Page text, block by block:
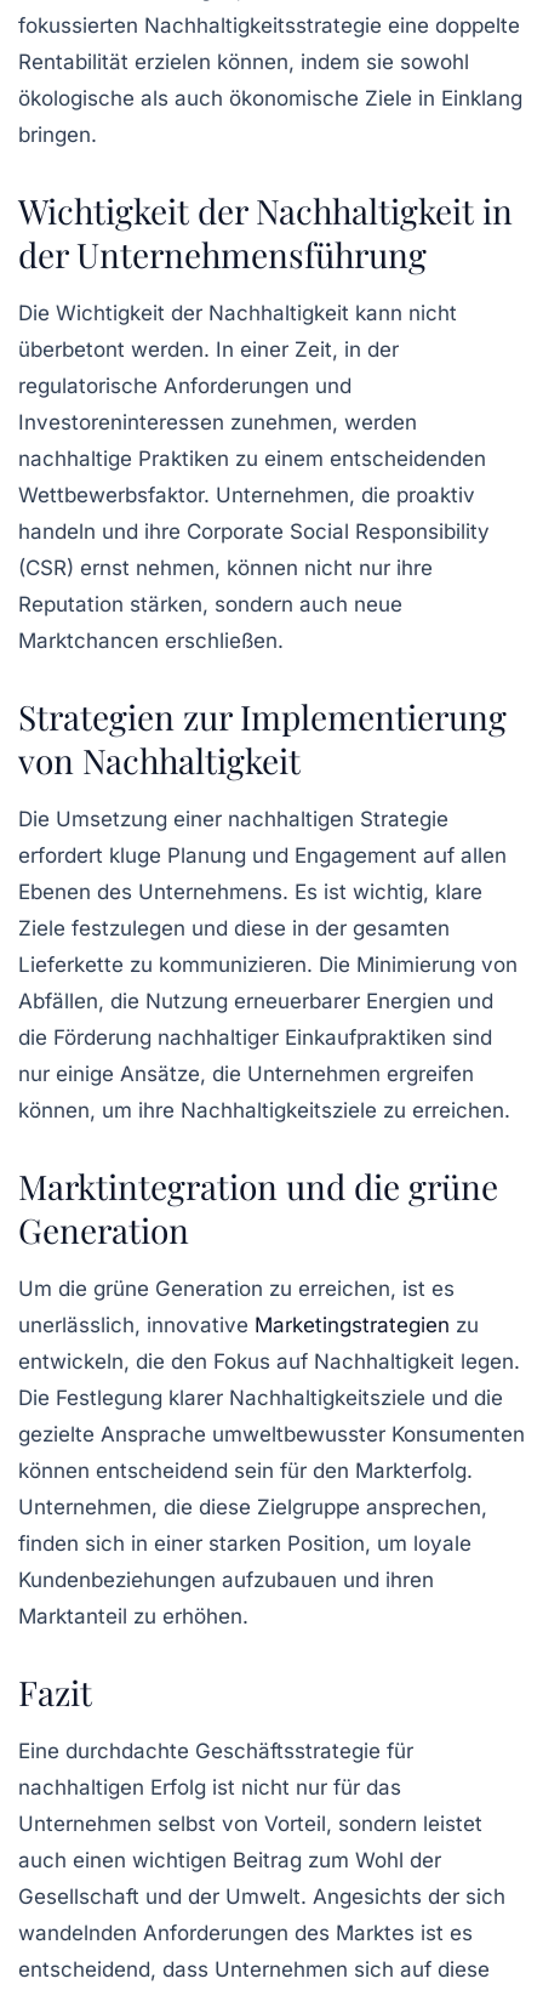
fokussierten Nachhaltigkeitsstrategie eine doppelte
Rentabilität erzielen können, indem sie sowohl
ökologische als auch ökonomische Ziele in Einklang
bringen.
Wichtigkeit der Nachhaltigkeit in
der Unternehmensführung
Die Wichtigkeit der Nachhaltigkeit kann nicht
überbetont werden. In einer Zeit, in der
regulatorische Anforderungen und
Investoreninteressen zunehmen, werden
nachhaltige Praktiken zu einem entscheidenden
Wettbewerbsfaktor. Unternehmen, die proaktiv
handeln und ihre Corporate Social Responsibility
(CSR) ernst nehmen, können nicht nur ihre
Reputation stärken, sondern auch neue
Marktchancen erschließen.
Strategien zur Implementierung
von Nachhaltigkeit
Die Umsetzung einer nachhaltigen Strategie
erfordert kluge Planung und Engagement auf allen
Ebenen des Unternehmens. Es ist wichtig, klare
Ziele festzulegen und diese in der gesamten
Lieferkette zu kommunizieren. Die Minimierung von
Abfällen, die Nutzung erneuerbarer Energien und
die Förderung nachhaltiger Einkaufpraktiken sind
nur einige Ansätze, die Unternehmen ergreifen
können, um ihre Nachhaltigkeitsziele zu erreichen.
Marktintegration und die grüne
Generation
Um die grüne Generation zu erreichen, ist es
unerlässlich, innovative Marketingstrategien zu
entwickeln, die den Fokus auf Nachhaltigkeit legen.
Die Festlegung klarer Nachhaltigkeitsziele und die
gezielte Ansprache umweltbewusster Konsumenten
können entscheidend sein für den Markterfolg.
Unternehmen, die diese Zielgruppe ansprechen,
finden sich in einer starken Position, um loyale
Kundenbeziehungen aufzubauen und ihren
Marktanteil zu erhöhen.
Fazit
Eine durchdachte Geschäftsstrategie für
nachhaltigen Erfolg ist nicht nur für das
Unternehmen selbst von Vorteil, sondern leistet
auch einen wichtigen Beitrag zum Wohl der
Gesellschaft und der Umwelt. Angesichts der sich
wandelnden Anforderungen des Marktes ist es
entscheidend, dass Unternehmen sich auf diese